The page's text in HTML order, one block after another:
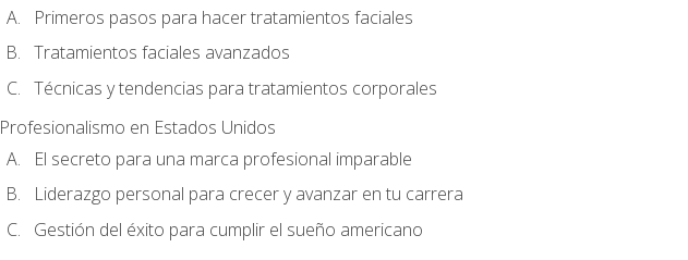
Primeros pasos para hacer tratamientos faciales
Tratamientos faciales avanzados
Técnicas y tendencias para tratamientos corporales
Profesionalismo en Estados Unidos
El secreto para una marca profesional imparable
Liderazgo personal para crecer y avanzar en tu carrera
Gestión del éxito para cumplir el sueño americano